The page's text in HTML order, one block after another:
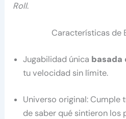
Roll.
Características de
Jugabilidad única basada
tu velocidad sin límite.
Universo original: Cumple
de saber qué sintieron los